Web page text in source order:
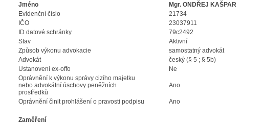
Jméno
Mgr. ONDŘEJ KAŠPAR
Evidenční číslo
21734
IČO
23037911
ID datové schránky
79c2492
Stav
Aktivní
Způsob výkonu advokacie
samostatný advokát
Advokát
český (§ 5 ; § 5b)
Ustanovení ex-offo
Ne
Oprávnění k výkonu správy cizího majetku
nebo advokátní úschovy peněžních
prostředků
Ano
Oprávnění činit prohlášení o pravosti podpisu Ano
Zaměření